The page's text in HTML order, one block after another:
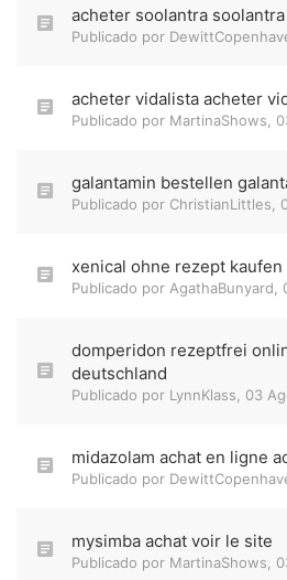
acheter soolantra
Publicado por
acheter vidalista acheter
Publicado por MartinaShows
galantamin bestellen
Publicado por ChristianLittles
xenical ohne rezept
Publicado por AgathaBunyard
domperidon rezeptfrei
deutschland
Publicado por LynnKlass 03
midazolam achat en ligne
Publicado por
mysimba achat voir le site
Publicado por MartinaShows